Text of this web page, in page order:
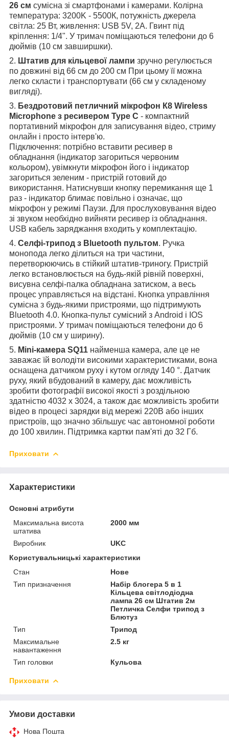
26 см сумісна зі смартфонами і камерами. Колірна
температура: 3200K - 5500К, потужність джерела
світла: 25 Вт, живлення: USB 5V, 2A. Гвинт під
кріплення: 1/4". У тримач поміщаються телефони до 6
дюймів (10 см завширшки).
2. Штатив для кільцевої лампи зручно регулюється
по довжині від 66 см до 200 см При цьому її можна
легко скласти і транспортувати (66 см у складеному
вигляді).
3. Бездротовий петличний мікрофон К8 Wireless
Microphone з ресивером Type C - компактний
портативний мікрофон для записування відео, стриму
онлайн і просто інтерв'ю.
Підключення: потрібно вставити ресивер в
обладнання (індикатор загориться червоним
кольором), увімкнути мікрофон його і індикатор
загориться зеленим - пристрій готовий до
використання. Натиснувши кнопку перемикання ще 1
раз - індикатор блимає повільно і означає, що
мікрофон у режимі Паузи. Для прослуховування відео
зі звуком необхідно вийняти ресивер із обладнання.
USB кабель заряджання входить у комплектацію.
4. Селфі-трипод з Bluetooth пультом. Ручка
монопода легко ділиться на три частини,
перетворюючись в стійкий штатив-триногу. Пристрій
легко встановлюється на будь-якій рівній поверхні,
висувна селфі-палка обладнана затиском, а весь
процес управляється на відстані. Кнопка управління
сумісна з будь-якими пристроями, що підтримують
Bluetooth 4.0. Кнопка-пульт сумісний з Android і IOS
пристроями. У тримач поміщаються телефони до 6
дюймів (10 см у ширину).
5. Mini-камера SQ11 найменша камера, але це не
заважає їй володіти високими характеристиками, вона
оснащена датчиком руху і кутом огляду 140 °. Датчик
руху, який вбудований в камеру, дає можливість
зробити фотографії високої якості з роздільною
здатністю 4032 x 3024, а також дає можливість зробити
відео в процесі зарядки від мережі 220В або інших
пристроїв, що значно збільшує час автономної роботи
до 100 хвилин. Підтримка картки пам'яті до 32 Гб.
Приховати
Характеристики
Основні атрибути
Максимальна висота
штатива
2000 мм
Виробник
UKC
Користувальницькі характеристики
Стан
Нове
Тип призначення
Набір блогера 5 в 1
Кільцева світлодіодна
лампа 26 см Штатив 2м
Петличка Селфи трипод з
Блютуз
Тип
Трипод
Максимальне
навантаження
2.5 кг
Тип головки Кульова
Приховати
Умови доставки
Нова Пошта